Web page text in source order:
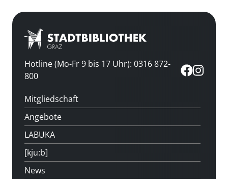
Hotline (Mo-Fr 9 bis 17 Uhr): 0316 872-
800
Mitgliedschaft
Angebote
LABUKA
[kju:b]
News